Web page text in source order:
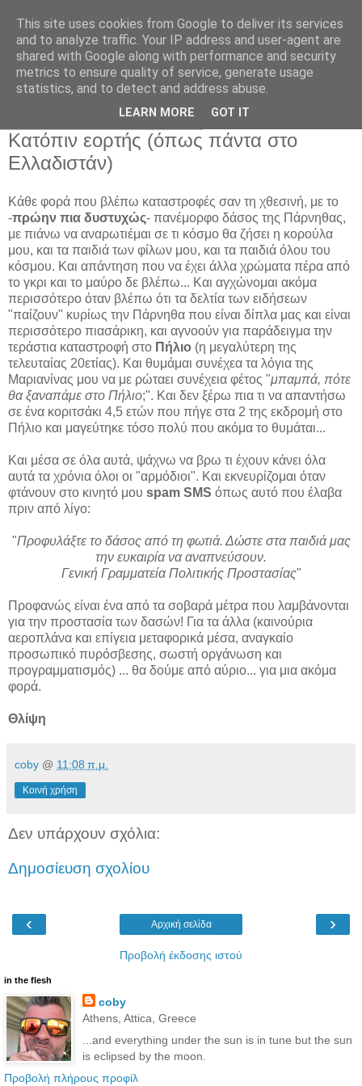
Shine on you crazy
diamond...
Κατόπιν εορτής (όπως πάντα στο
Ελλαδιστάν)
Κάθε φορά που βλέπω καταστροφές σαν τη χθεσινή, με το
-πρώην πια δυστυχώς- πανέμορφο δάσος της Πάρνηθας,
με πιάνω να αναρωτιέμαι σε τι κόσμο θα ζήσει η κορούλα
μου, και τα παιδιά των φίλων μου, και τα παιδιά όλου του
κόσμου. Και απάντηση που να έχει άλλα χρώματα πέρα από
το γκρι και το μαύρο δε βλέπω... Και αγχώνομαι ακόμα
περισσότερο όταν βλέπω ότι τα δελτία των ειδήσεων
"παίζουν" κυρίως την Πάρνηθα που είναι δίπλα μας και είναι
περισσότερο πιασάρικη, και αγνοούν για παράδειγμα την
τεράστια καταστροφή στο Πήλιο (η μεγαλύτερη της
τελευταίας 20ετίας). Και θυμάμαι συνέχεα τα λόγια της
Μαριανίνας μου να με ρώταει συνέχεια φέτος "μπαμπά, πότε
θα ξαναπάμε στο Πήλιο;". Και δεν ξέρω πια τι να απαντήσω
σε ένα κοριτσάκι 4,5 ετών που πήγε στα 2 της εκδρομή στο
Πήλιο και μαγεύτηκε τόσο πολύ που ακόμα το θυμάται...
Και μέσα σε όλα αυτά, ψάχνω να βρω τι έχουν κάνει όλα
αυτά τα χρόνια όλοι οι "αρμόδιοι". Και εκνευρίζομαι όταν
φτάνουν στο κινητό μου spam SMS όπως αυτό που έλαβα
πριν από λίγο:
"Προφυλάξτε το δάσος από τη φωτιά. Δώστε στα παιδιά μας
την ευκαιρία να αναπνεύσουν.
Γενική Γραμματεία Πολιτικής Προστασίας"
Προφανώς είναι ένα από τα σοβαρά μέτρα που λαμβάνονται
για την προστασία των δασών! Για τα άλλα (καινούρια
αεροπλάνα και επίγεια μεταφορικά μέσα, αναγκαίο
προσωπικό πυρόσβεσης, σωστή οργάνωση και
προγραμματισμός) ... θα δούμε από αύριο... για μια ακόμα
φορά.
Θλίψη
coby @ 11:08 π.μ.
Κοινή χρήση
Δεν υπάρχουν σχόλια:
Δημοσίευση σχολίου
‹ ›
Αρχική σελίδα
Προβολή έκδοσης ιστού
in the flesh
coby
Athens, Attica, Greece
...and everything under the sun is in tune but the sun
is eclipsed by the moon.
Προβολή πλήρους προφίλ
This site uses cookies from Google to deliver its services
and to analyze traffic. Your IP address and user-agent are
shared with Google along with performance and security
metrics to ensure quality of service, generate usage
statistics, and to detect and address abuse.
LEARN MORE GOT IT